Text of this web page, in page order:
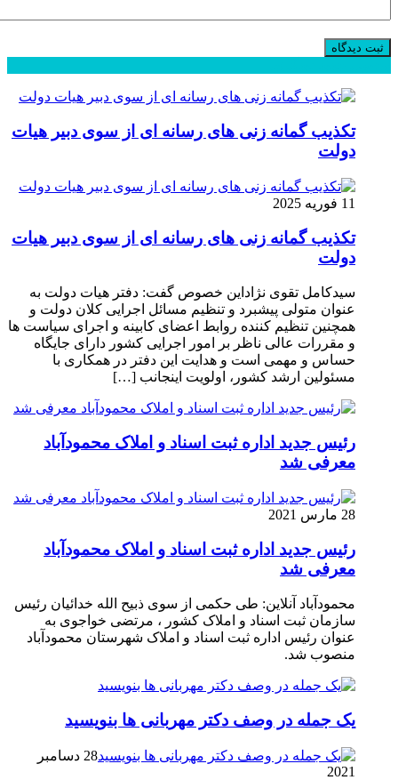
تکذیب گمانه زنی های رسانه ای از سوی دبیر هیات
دولت
11 فوریه 2025
تکذیب گمانه زنی های رسانه ای از سوی دبیر هیات
دولت
سیدکامل تقوی نژاداین خصوص گفت: دفتر هیات دولت به
عنوان متولی پیشبرد و تنظیم مسائل اجرایی کلان دولت و
همچنین تنظیم کننده روابط اعضای کابینه و اجرای سیاست ها
و مقررات عالی ناظر بر امور اجرایی کشور دارای جایگاه
حساس و مهمی است و هدایت این دفتر در همکاری با
مسئولین ارشد کشور، اولویت اینجانب […]
رئیس جدید اداره ثبت اسناد و املاک محمودآباد
معرفی شد
28 مارس 2021
رئیس جدید اداره ثبت اسناد و املاک محمودآباد
معرفی شد
محمودآباد آنلاین: طی حکمی از سوی ذبیح الله خدائیان رئیس
سازمان ثبت اسناد و املاک کشور ، مرتضی خواجوی به
عنوان رئیس اداره ثبت اسناد و املاک شهرستان محمودآباد
منصوب شد.
یک جمله در وصف دکتر مهربانی ها بنویسید
28 دسامبر
2021